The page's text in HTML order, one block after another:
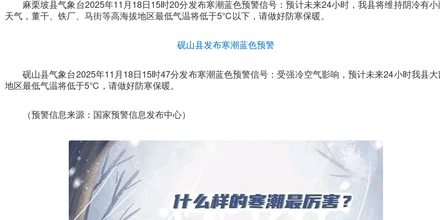
麻栗坡县气象台2025年11月18日15时20分发布寒潮蓝色预警信号：预计未来24小时，我县将维持阴冷有
天气，董干、铁厂、马街等高海拔地区最低气温将低于5℃以下，请做好防寒保暖。
砚山县发布寒潮蓝色预警
砚山县气象台2025年11月18日15时47分发布寒潮蓝色预警信号：受强冷空气影响，预计未来24小时我县
地区最低气温将低于5℃，请做好防寒保暖。
（预警信息来源：国家预警信息发布中心）